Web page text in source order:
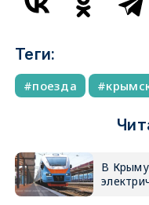
Теги:
поезда
В Крыму